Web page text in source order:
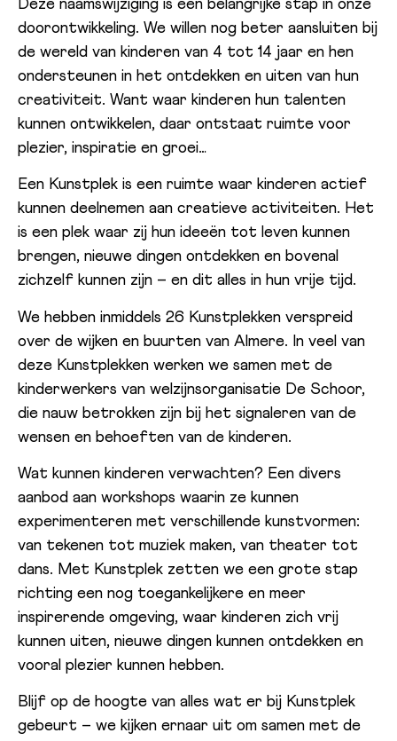
Deze naamswijziging is een belangrijke stap in onze
doorontwikkeling. We willen nog beter aansluiten bij
de wereld van kinderen van 4 tot 14 jaar en hen
ondersteunen in het ontdekken en uiten van hun
creativiteit. Want waar kinderen hun talenten
kunnen ontwikkelen, daar ontstaat ruimte voor
plezier, inspiratie en groei…
Een Kunstplek is een ruimte waar kinderen actief
kunnen deelnemen aan creatieve activiteiten. Het
is een plek waar zij hun ideeën tot leven kunnen
brengen, nieuwe dingen ontdekken en bovenal
zichzelf kunnen zijn – en dit alles in hun vrije tijd.
We hebben inmiddels 26 Kunstplekken verspreid
over de wijken en buurten van Almere. In veel van
deze Kunstplekken werken we samen met de
kinderwerkers van welzijnsorganisatie De Schoor,
die nauw betrokken zijn bij het signaleren van de
wensen en behoeften van de kinderen.
Wat kunnen kinderen verwachten? Een divers
aanbod aan workshops waarin ze kunnen
experimenteren met verschillende kunstvormen:
van tekenen tot muziek maken, van theater tot
dans. Met Kunstplek zetten we een grote stap
richting een nog toegankelijkere en meer
inspirerende omgeving, waar kinderen zich vrij
kunnen uiten, nieuwe dingen kunnen ontdekken en
vooral plezier kunnen hebben.
Blijf op de hoogte van alles wat er bij Kunstplek
gebeurt – we kijken ernaar uit om samen met de